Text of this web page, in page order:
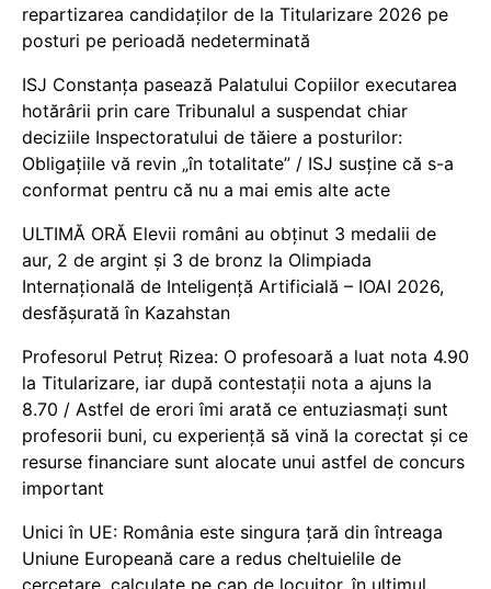
repartizarea candidaților de la Titularizare 2026 pe
posturi pe perioadă nedeterminată
ISJ Constanța pasează Palatului Copiilor executarea
hotărârii prin care Tribunalul a suspendat chiar
deciziile Inspectoratului de tăiere a posturilor:
Obligațiile vă revin „în totalitate” / ISJ susține că s-a
conformat pentru că nu a mai emis alte acte
ULTIMĂ ORĂ Elevii români au obținut 3 medalii de
aur, 2 de argint și 3 de bronz la Olimpiada
Internațională de Inteligență Artificială – IOAI 2026,
desfășurată în Kazahstan
Profesorul Petruț Rizea: O profesoară a luat nota 4.90
la Titularizare, iar după contestații nota a ajuns la
8.70 / Astfel de erori îmi arată ce entuziasmați sunt
profesorii buni, cu experiență să vină la corectat și ce
resurse financiare sunt alocate unui astfel de concurs
important
Unici în UE: România este singura țară din întreaga
Uniune Europeană care a redus cheltuielile de
cercetare, calculate pe cap de locuitor, în ultimul